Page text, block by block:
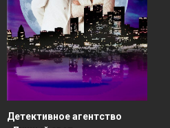
Детективное агентство